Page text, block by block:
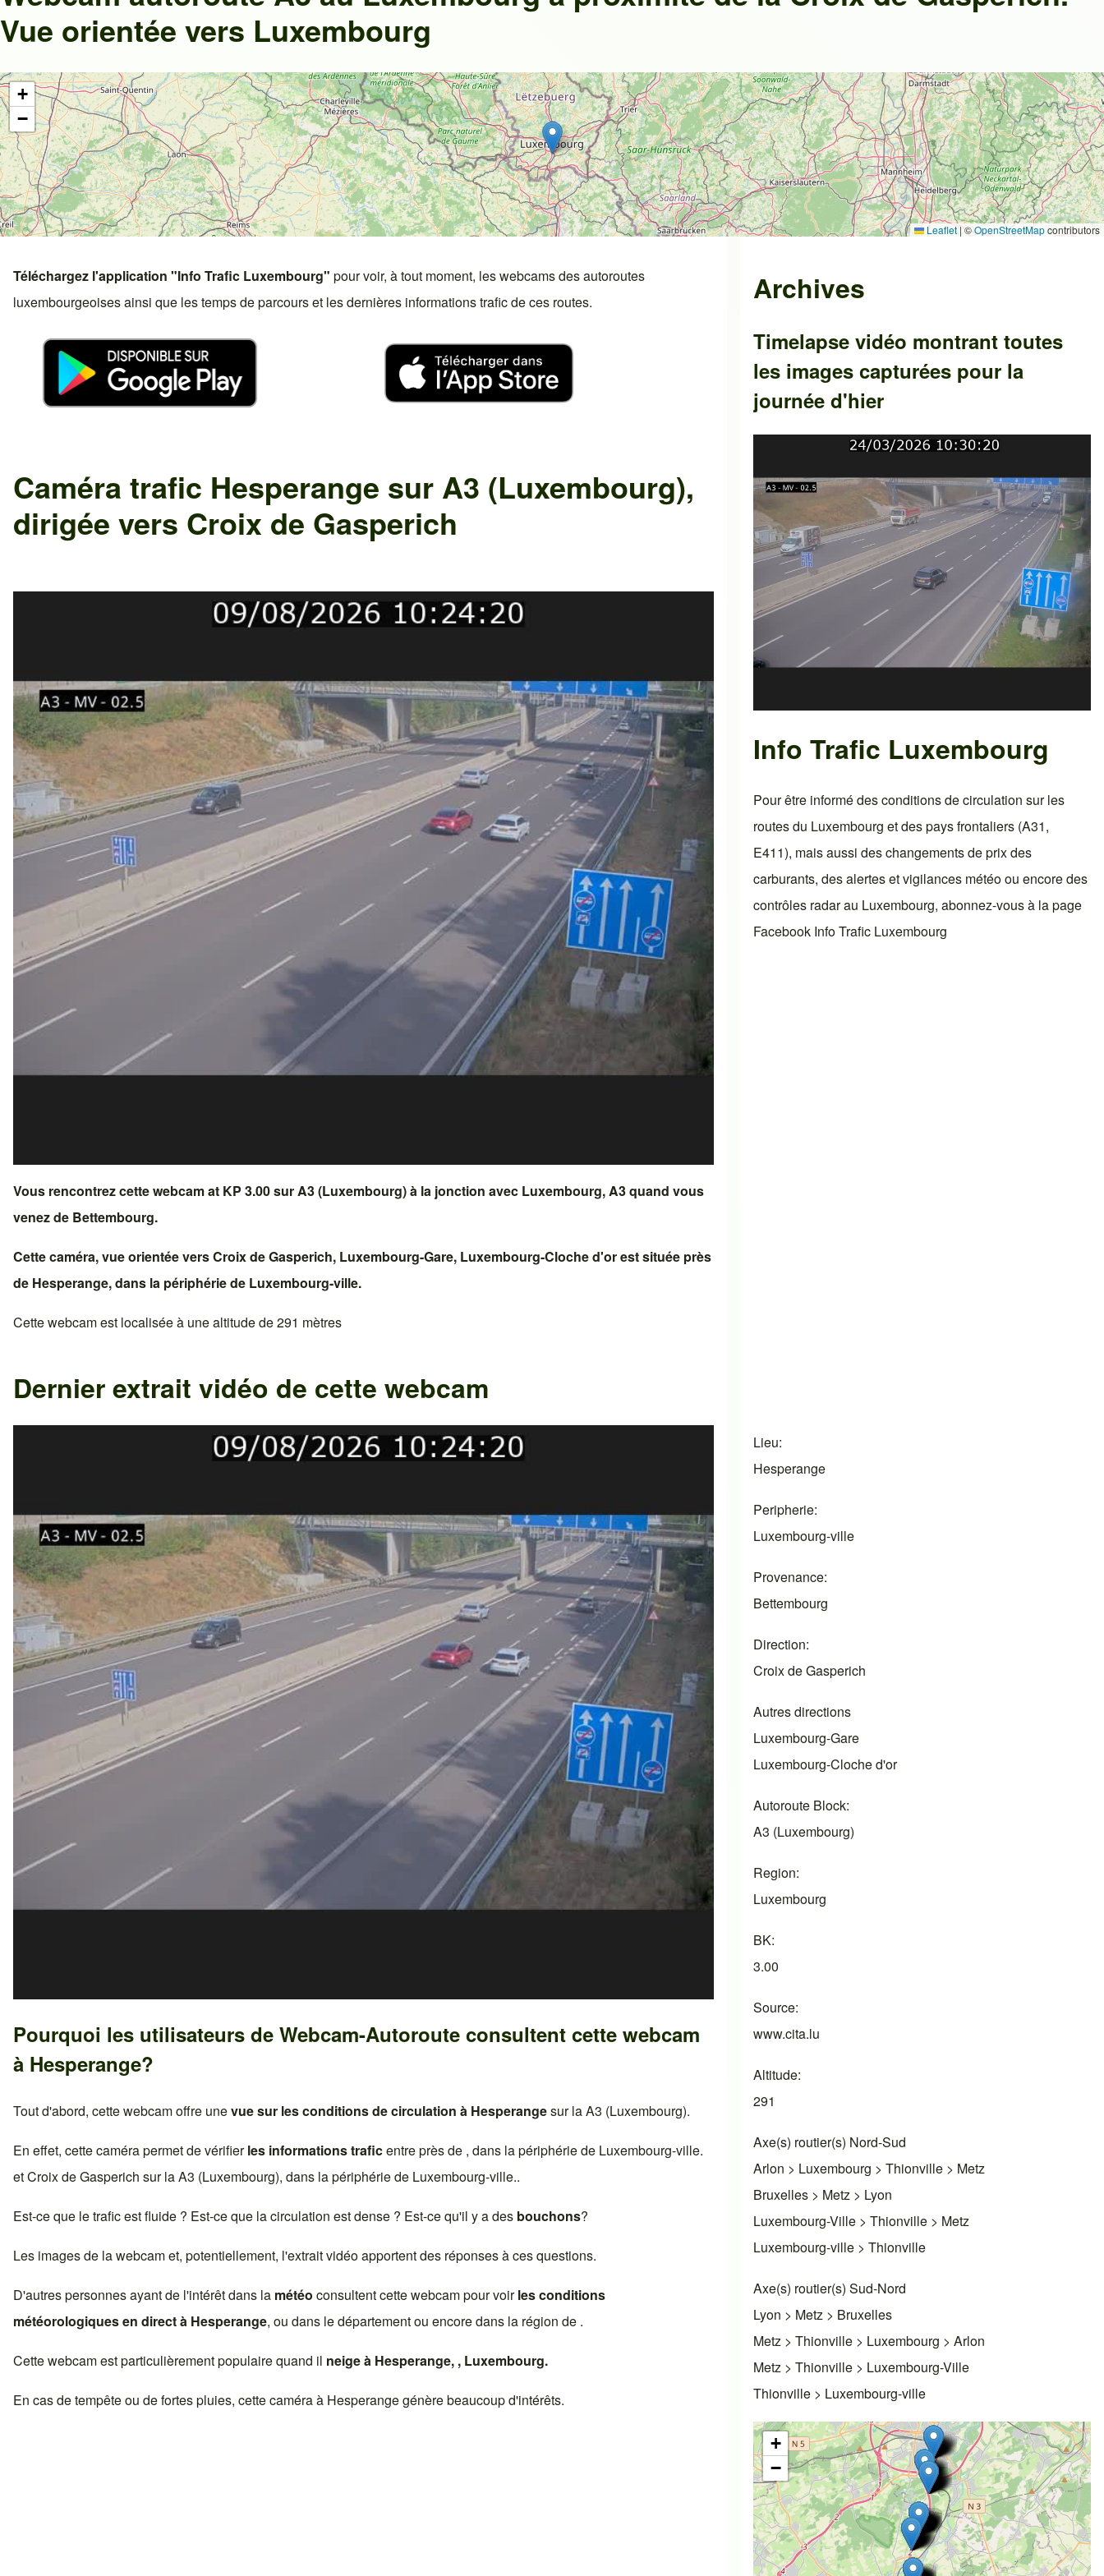
Vue orientée vers Luxembourg
+
−
Leaflet|©OpenStreetMapcontributors
Téléchargez l'application "Info Trafic Luxembourg" pour voir, à tout moment, les webcams des autoroutes
luxembourgeoises ainsi que les temps de parcours et les dernières informations trafic de ces routes.
Caméra trafic Hesperange sur A3 (Luxembourg),
dirigée vers Croix de Gasperich
Vous rencontrez cette webcam at KP 3.00 surA3 (Luxembourg)à la jonction avec Luxembourg, A3quand vous
venez de Bettembourg.
Cette caméra, vue orientée versCroix de Gasperich, Luxembourg-Gare, Luxembourg-Cloche d'orest située près
de Hesperange, dans la périphérie de Luxembourg-ville.
Cette webcam est localisée à une altitude de 291 mètres
Dernier extrait vidéo de cette webcam
Pourquoi les utilisateurs de Webcam-Autoroute consultent cette webcam
à Hesperange?
Tout d'abord, cette webcam offre unevue sur les conditions de circulation à Hesperangesur laA3 (Luxembourg).
En effet, cette caméra permet de vérifierles informations traficentre près de , dans la périphérie de Luxembourg-ville.
etCroix de Gasperich sur laA3 (Luxembourg), dans la périphérie de Luxembourg-ville..
Est-ce que le trafic est fluide ? Est-ce que la circulation est dense ? Est-ce qu'il y a des bouchons?
Les images de la webcam et, potentiellement, l'extrait vidéo apportent des réponses à ces questions.
D'autres personnes ayant de l'intérêt dans la météo consultent cette webcam pour voirles conditions
météorologiques en direct à Hesperange, ou dans le département ou encore dans la région de .
Cette webcam est particulièrement populaire quand il neige à Hesperange, , Luxembourg.
En cas de tempête ou de fortes pluies, cette caméra à Hesperangegénère beaucoup d'intérêts.
Archives
Timelapse vidéo montrant toutes
les images capturées pour la
journée d'hier
Info Trafic Luxembourg
Pour être informé des conditions de circulation sur les
routes du Luxembourg et des pays frontaliers (A31,
E411), mais aussi des changements de prix des
carburants, des alertes et vigilances météo ou encore des
contrôles radar au Luxembourg, abonnez-vous à la page
Facebook Info Trafic Luxembourg
Lieu
Hesperange
Peripherie
Luxembourg-ville
Provenance
Bettembourg
Direction
Croix de Gasperich
Autres directions
Luxembourg-Gare
Luxembourg-Cloche d'or
Autoroute Block
A3 (Luxembourg)
Region
Luxembourg
BK
3.00
Source
www.cita.lu
Altitude
291
Axe(s) routier(s) Nord-Sud
Arlon > Luxembourg > Thionville > Metz
Bruxelles > Metz > Lyon
Luxembourg-Ville > Thionville > Metz
Luxembourg-ville > Thionville
Axe(s) routier(s) Sud-Nord
Lyon > Metz > Bruxelles
Metz > Thionville > Luxembourg > Arlon
Metz > Thionville > Luxembourg-Ville
Thionville > Luxembourg-ville
+
−